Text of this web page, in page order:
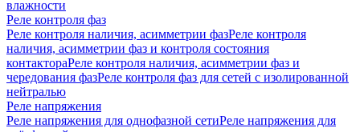
влажности
Реле контроля фаз
Реле контроля наличия, асимметрии фазРеле контроля
наличия, асимметрии фаз и контроля состояния
контактораРеле контроля наличия, асимметрии фаз и
чередования фазРеле контроля фаз для сетей с изолированной
нейтралью
Реле напряжения
Реле напряжения для однофазной сетиРеле напряжения для